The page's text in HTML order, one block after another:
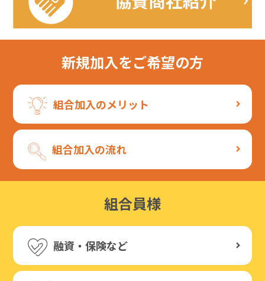
新規加入をご希望の方
組合加入のメリット
組合加入の流れ
組合員様
融資・保険など